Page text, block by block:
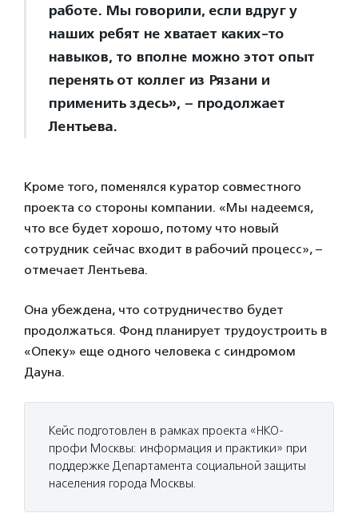
работе. Мы говорили, если вдруг у
наших ребят не хватает каких-то
навыков, то вполне можно этот опыт
перенять от коллег из Рязани и
применить здесь», – продолжает
Лентьева.
Кроме того, поменялся куратор совместного
проекта со стороны компании. «Мы надеемся,
что все будет хорошо, потому что новый
сотрудник сейчас входит в рабочий процесс», –
отмечает Лентьева.
Она убеждена, что сотрудничество будет
продолжаться. Фонд планирует трудоустроить в
«Опеку» еще одного человека с синдромом
Дауна.
Кейс подготовлен в рамках проекта «НКО-
профи Москвы: информация и практики» при
поддержке Департамента социальной защиты
населения города Москвы.